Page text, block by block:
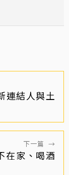
連結人與土
下一篇 →
在家、喝酒